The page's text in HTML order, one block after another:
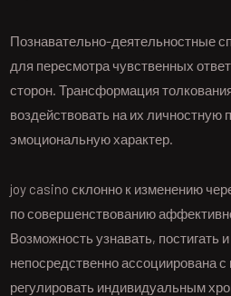
Познавательно-деятельностные
для пересмотра чувственных
сторон. Трансформация
воздействовать на их личностную
эмоциональную характер.
joy casino склонно к изменению
по совершенствованию
Возможность узнавать, постигать
непосредственно ассоциирована
регулировать индивидуальным